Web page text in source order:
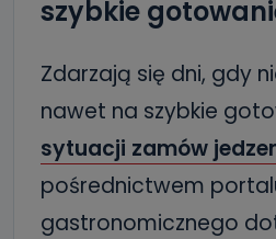
szybkie
Zdarzają się dni, gdy
nawet na szybkie
sytuacji zamów
pośrednictwem
gastronomicznego